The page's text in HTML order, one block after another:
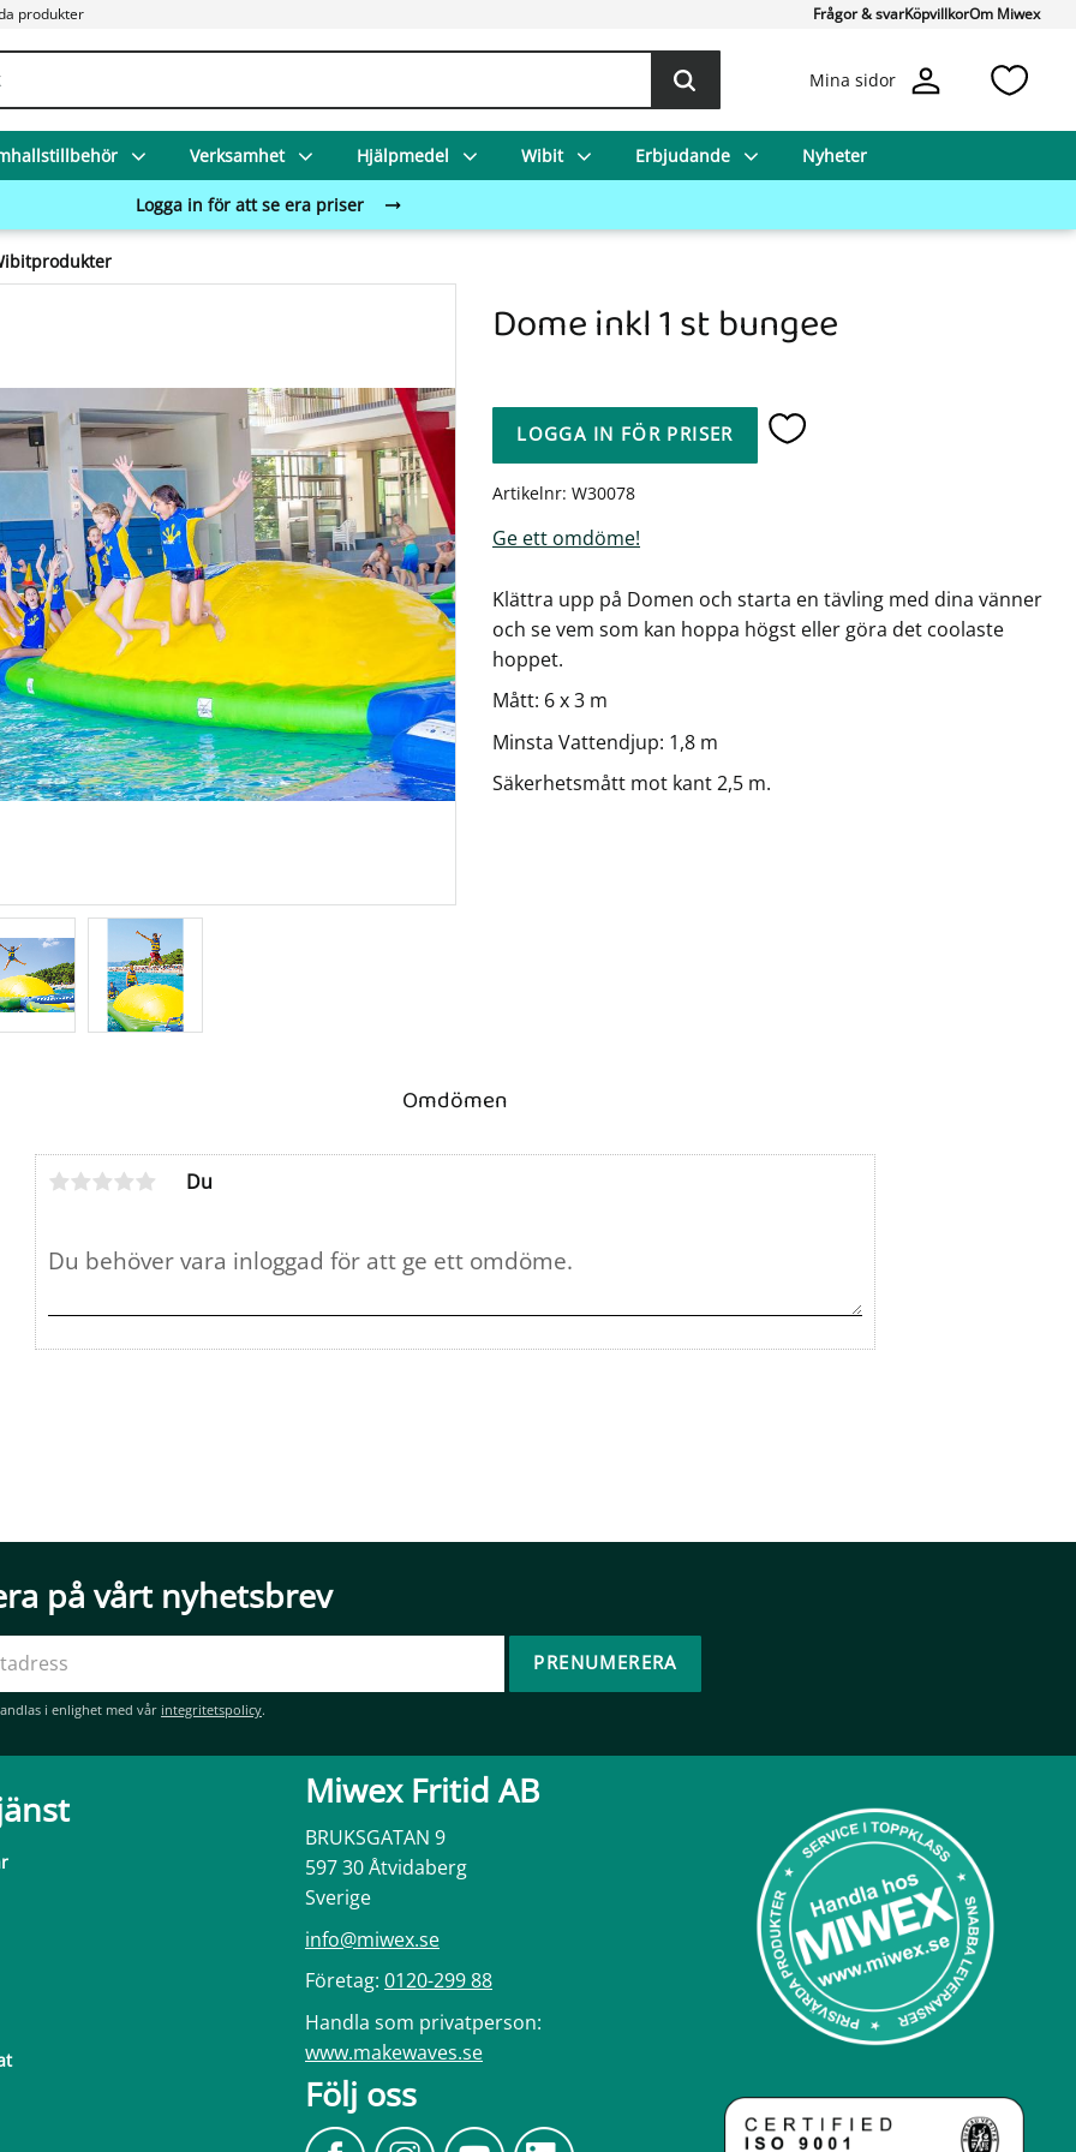
produkter Frågor & svarKöpvillkorOm Miwex
Mina sidor
Verksamhet Hjälpmedel Wibit Erbjudande Nyheter
Logga in för att se era priser
Dome inkl 1 st bungee
LOGGA IN FÖR PRISER Lägg till i favoriter
Artikelnr W30078
Ge ett omdöme!
Klättra upp på Domen och starta en tävling med dina vänner
och se vem som kan hoppa högst eller göra det coolaste
hoppet.
Mått: 6 x 3 m
Minsta Vattendjup: 1,8 m
Säkerhetsmått mot kant 2,5 m.
Omdömen
Du
på vårt nyhetsbrev
PRENUMERERA
i enlighet med vår integritetspolicy.
Miwex Fritid AB
BRUKSGATAN 9
597 30 Åtvidaberg
Sverige
info@miwex.se
Företag: 0120-299 88
Handla som privatperson:
www.makewaves.se
Följ oss